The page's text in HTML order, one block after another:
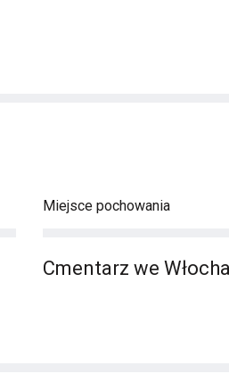
Miejsce pochowania
Cmentarz we